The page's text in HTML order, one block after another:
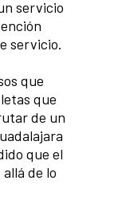
servicio
servicio.
que
que
de un
que el
de lo